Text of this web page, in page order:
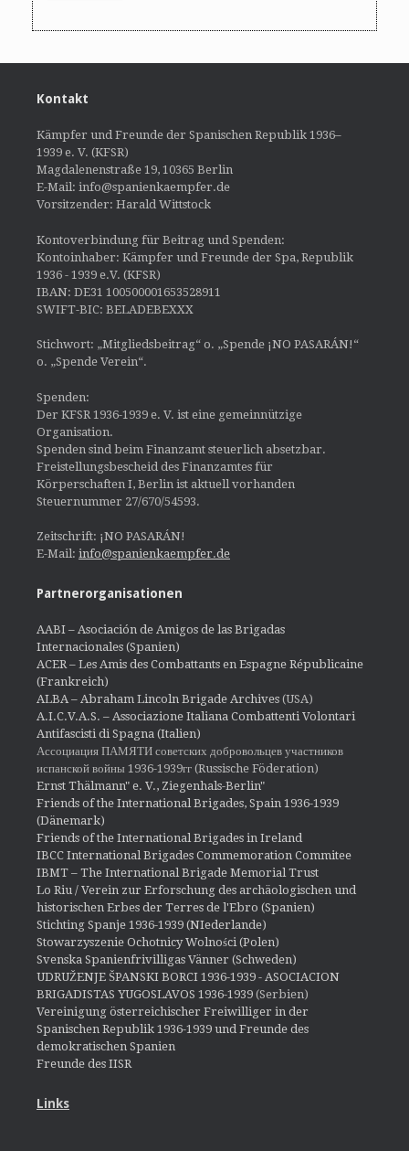
Kontakt
Kämpfer und Freunde der Spanischen Republik 1936–
1939 e. V. (KFSR)
Magdalenenstraße 19, 10365 Berlin
E-Mail: info@spanienkaempfer.de
Vorsitzender: Harald Wittstock
Kontoverbindung für Beitrag und Spenden:
Kontoinhaber: Kämpfer und Freunde der Spa, Republik
1936 - 1939 e.V. (KFSR)
IBAN: DE31 100500001653528911
SWIFT-BIC: BELADEBEXXX
Stichwort: „Mitgliedsbeitrag“ o. „Spende ¡NO PASARÁN!“
o. „Spende Verein“.
Spenden:
Der KFSR 1936-1939 e. V. ist eine gemeinnützige
Organisation.
Spenden sind beim Finanzamt steuerlich absetzbar.
Freistellungsbescheid des Finanzamtes für
Körperschaften I, Berlin ist aktuell vorhanden
Steuernummer 27/670/54593.
Zeitschrift: ¡NO PASARÁN!
E-Mail: info@spanienkaempfer.de
Partnerorganisationen
AABI – Asociación de Amigos de las Brigadas
Internacionales (Spanien)
ACER – Les Amis des Combattants en Espagne Républicaine
(Frankreich)
ALBA – Abraham Lincoln Brigade Archives (USA)
A.I.C.V.A.S. – Associazione Italiana Combattenti Volontari
Antifascisti di Spagna (Italien)
Ассоциация ПАМЯТИ советских добровольцев участников
испанской войны 1936-1939гг (Russische Föderation)
Ernst Thälmann" e. V., Ziegenhals-Berlin"
Friends of the International Brigades, Spain 1936-1939
(Dänemark)
Friends of the International Brigades in Ireland
IBCC International Brigades Commemoration Commitee
IBMT – The International Brigade Memorial Trust
Lo Riu / Verein zur Erforschung des archäologischen und
historischen Erbes der Terres de l'Ebro (Spanien)
Stichting Spanje 1936-1939 (NIederlande)
Stowarzyszenie Ochotnicy Wolności (Polen)
Svenska Spanienfrivilligas Vänner (Schweden)
UDRUŽENJE ŠPANSKI BORCI 1936-1939 - ASOCIACION
BRIGADISTAS YUGOSLAVOS 1936-1939 (Serbien)
Vereinigung österreichischer Freiwilliger in der
Spanischen Republik 1936-1939 und Freunde des
demokratischen Spanien
Freunde des IISR
Links